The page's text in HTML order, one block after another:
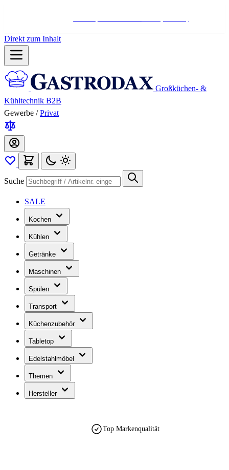
Direkt zum Inhalt
Großküchen- &
Kühltechnik B2B
Gewerbe / Privat
Suche
SALE
Kochen
Kühlen
Getränke
Maschinen
Spülen
Transport
Küchenzubehör
Tabletop
Edelstahlmöbel
Themen
Hersteller
Top Markenqualität